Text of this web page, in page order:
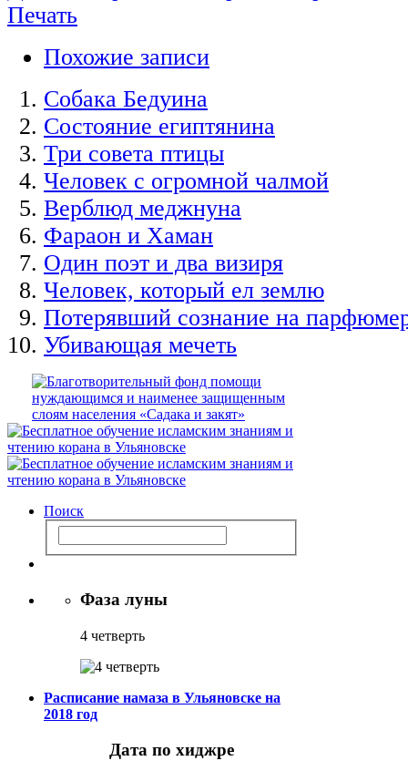
Печать
Похожие записи
Собака Бедуина
Состояние египтянина
Три совета птицы
Человек с огромной чалмой
Верблюд меджнуна
Фараон и Хаман
Один поэт и два визиря
Человек, который ел землю
Потерявший сознание на
Убивающая мечеть
Поиск
Фаза луны
4 четверть
Расписание намаза в Ульяновске на
2018 год
Дата по хиджре